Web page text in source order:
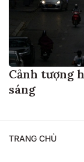
Cảnh tượng
sáng
TRANG CHỦ